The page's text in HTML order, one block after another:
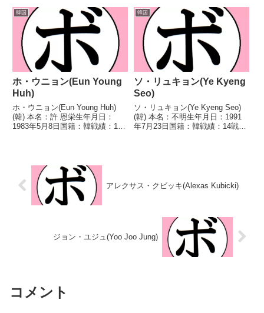
国女子フライ級王座UBO世界女
子ライトフライ級王座GBU世界
女子ライトフライ級王座第4代
IF...
歴】2019/10/09 ●4R判定 0-3(採
点不明) イ・ユリ
(韓)2019/11/30...
韓国
ホ・ウニョン(Eun Young
Huh)
ホ・ウニョン(Eun Young Huh)
(韓) 本名：許 恩栄生年月日：
1983年5月8日国籍：韓戦績：15
ミニマム級王座WBC世界女子ミ
韓国
ソ・リュキョン(Ye Kyeng
Seo)
ソ・リュキョン(Ye Kyeng Seo)
(韓) 本名：不明生年月日：1991
年7月23日国籍：韓戦績：14戦10
アレクサス・クビッキ(Alexas Kubicki)
ジョン・ユジュ(Yoo Joo Jung)
コメント